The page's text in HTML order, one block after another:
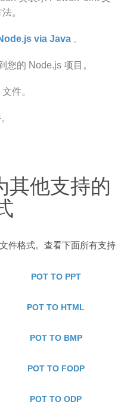
。
via Java 。
您的 Node.js 项目。
件。
其他支持的
件格式。查看下面所有支持
POT TO PPT
POT TO HTML
POT TO BMP
POT TO FODP
POT TO ODP